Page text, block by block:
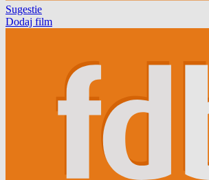
Sugestie
Dodaj film